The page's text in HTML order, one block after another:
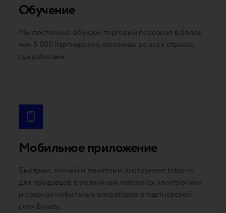
Обучение
Мы постоянно обучаем торговый персонал в более
чем 5 000 партнерских магазинах во всех странах,
где работаем.
Мобильное приложение
Быстрый, точный и понятный инструмент trade-in
для продавцов в розничных магазинах электроники
и салонах мобильных операторов в партнерской
сети Breezy.